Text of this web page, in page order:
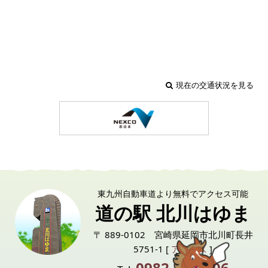
現在の交通状況を見る
東九州自動車道より無料でアクセス可能
道の駅 北川はゆま
〒 889-0102 宮崎県延岡市北川町長井
5751-1 [ アクセス ]